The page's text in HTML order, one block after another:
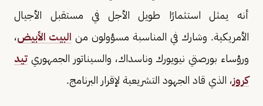
أنه يمثل استثمارًا طويل الأجل في مستقبل الأجيال
الأمريكية. وشارك في المناسبة مسؤولون من البيت الأبيض،
ورؤساء بورصتي نيويورك وناسداك، والسيناتور الجمهوري تيد
كروز، الذي قاد الجهود التشريعية لإقرار البرنامج.